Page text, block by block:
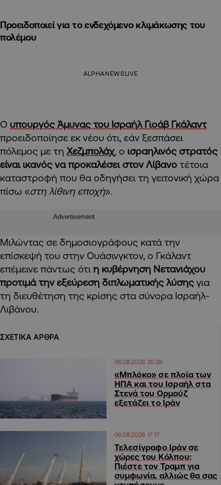
Προειδοποιεί για το ενδεχόμενο κλιμάκωσης του
πολέμου
ALPHANEWSLIVE
Ο υπουργός Άμυνας του Ισραήλ Γιοάβ Γκάλαντ
προειδοποίησε εκ νέου ότι, εάν ξεσπάσει
πόλεμος με τη Χεζμπολάχ, ο ισραηλινός στρατός
είναι ικανός να προκαλέσει στον Λίβανο τέτοια
καταστροφή που θα οδηγήσει τη γειτονική χώρα
πίσω «στη λίθινη εποχή».
Advertisement
Μιλώντας σε δημοσιογράφους κατά την
επίσκεψή του στην Ουάσινγκτον, ο Γκάλαντ
επέμεινε πάντως ότι η κυβέρνηση Νετανιάχου
προτιμά την εξεύρεση διπλωματικής λύσης για
τη διευθέτηση της κρίσης στα σύνορα Ισραήλ-
Λιβάνου.
ΣΧΕΤΙΚΑ ΑΡΘΡΑ
06.08.2026 20:29
«Μπλόκο» σε πλοία των
ΗΠΑ και του Ισραήλ στα
Στενά του Ορμούζ
εξετάζει το Ιράν
06.08.2026 17:17
Τελεσίγραφο Ιράν σε
χώρες του Κόλπου:
Πιέστε τον Τραμπ για
συμφωνία, αλλιώς θα σας